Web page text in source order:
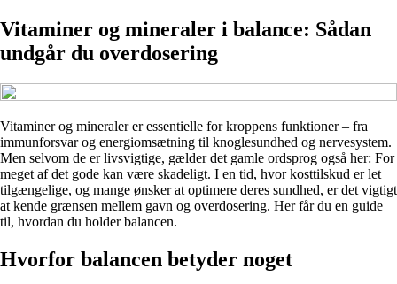
Vitaminer og mineraler i balance: Sådan
undgår du overdosering
Vitaminer og mineraler er essentielle for kroppens funktioner – fra
immunforsvar og energiomsætning til knoglesundhed og nervesystem.
Men selvom de er livsvigtige, gælder det gamle ordsprog også her: For
meget af det gode kan være skadeligt. I en tid, hvor kosttilskud er let
tilgængelige, og mange ønsker at optimere deres sundhed, er det vigtigt
at kende grænsen mellem gavn og overdosering. Her får du en guide
til, hvordan du holder balancen.
Hvorfor balancen betyder noget